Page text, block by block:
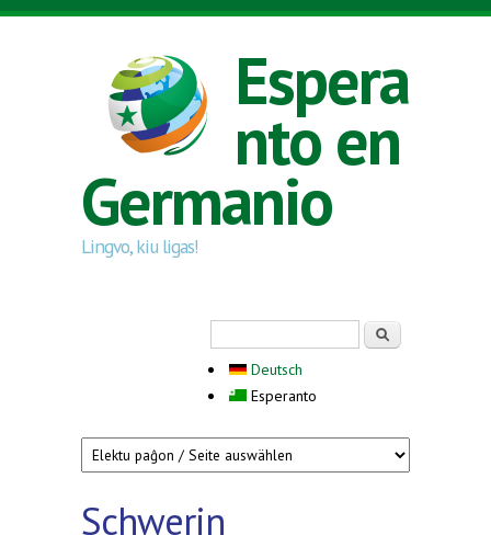
Skip to main content
Espera
nto en
Germanio
Lingvo, kiu ligas!
Deutsch
Esperanto
Schwerin